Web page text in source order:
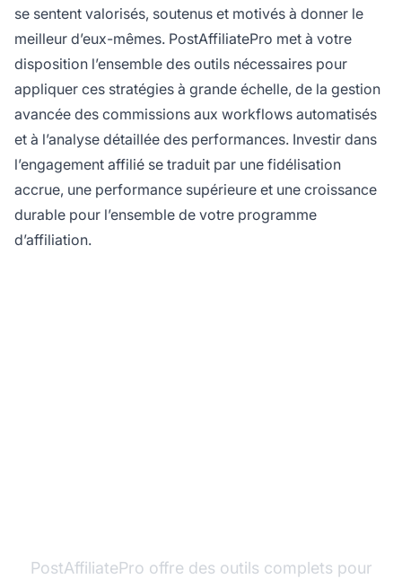
se sentent valorisés, soutenus et motivés à donner le
meilleur d’eux-mêmes. PostAffiliatePro met à votre
disposition l’ensemble des outils nécessaires pour
appliquer ces stratégies à grande échelle, de la gestion
avancée des commissions aux workflows automatisés
et à l’analyse détaillée des performances. Investir dans
l’engagement affilié se traduit par une fidélisation
accrue, une performance supérieure et une croissance
durable pour l’ensemble de votre programme
d’affiliation.
PostAffiliatePro offre des outils complets pour